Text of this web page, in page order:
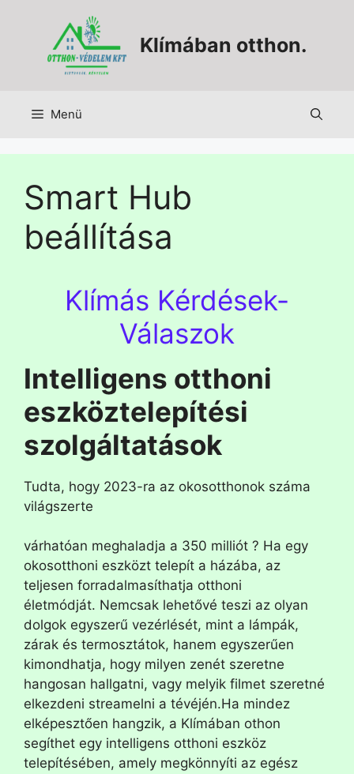
Klímában otthon.
Menü
Smart Hub
beállítása
Klímás Kérdések-
Válaszok
Intelligens otthoni
eszköztelepítési
szolgáltatások
Tudta, hogy 2023-ra az okosotthonok száma
világszerte
várhatóan meghaladja a 350 milliót ? Ha egy
okosotthoni eszközt telepít a házába, az
teljesen forradalmasíthatja otthoni
életmódját. Nemcsak lehetővé teszi az olyan
dolgok egyszerű vezérlését, mint a lámpák,
zárak és termosztátok, hanem egyszerűen
kimondhatja, hogy milyen zenét szeretne
hangosan hallgatni, vagy melyik filmet szeretné
elkezdeni streamelni a tévéjén.Ha mindez
elképesztően hangzik, a Klímában othon
segíthet egy intelligens otthoni eszköz
telepítésében, amely megkönnyíti az egész